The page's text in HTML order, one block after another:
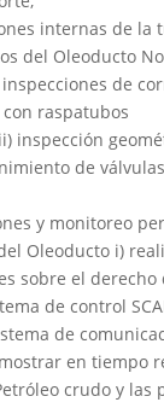
internas de la
del Oleoducto
de
raspatubos
inspección
de
y monitoreo
Oleoducto i)
sobre el derecho
de control
de
en tiempo
crudo y las